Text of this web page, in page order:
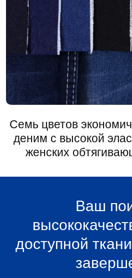
Семь цветов
деним с высокой
женских
Ваш
доступной